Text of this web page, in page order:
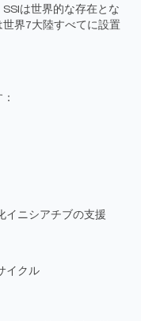
は世界的な存在とな
界7大陸すべてに設置
イニシアチブの支援
イクル